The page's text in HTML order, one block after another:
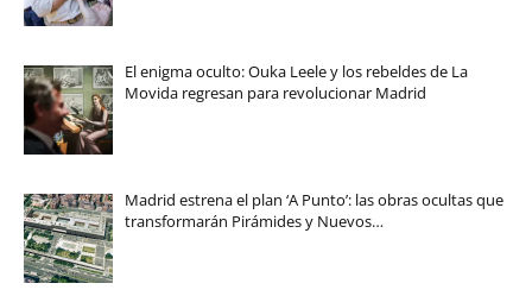
El enigma oculto: Ouka Leele y los rebeldes de La
Movida regresan para revolucionar Madrid
Madrid estrena el plan ‘A Punto’: las obras ocultas que
transformarán Pirámides y Nuevos…